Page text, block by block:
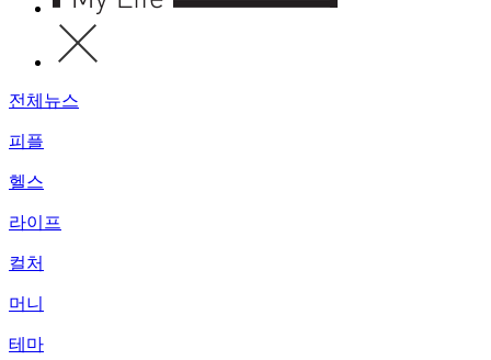
전체뉴스
피플
헬스
라이프
컬처
머니
테마